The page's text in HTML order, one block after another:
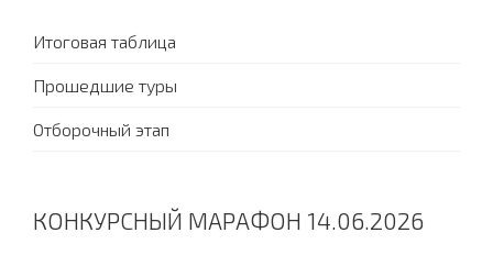
Итоговая таблица
Прошедшие туры
Отборочный этап
КОНКУРСНЫЙ МАРАФОН 14.06.2026